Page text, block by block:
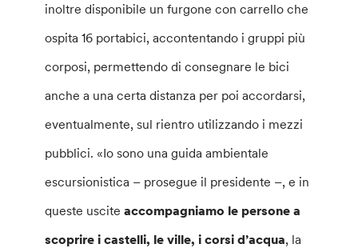
inoltre disponibile un furgone con carrello che
ospita 16 portabici, accontentando i gruppi più
corposi, permettendo di consegnare le bici
anche a una certa distanza per poi accordarsi,
eventualmente, sul rientro utilizzando i mezzi
pubblici. «Io sono una guida ambientale
escursionistica – prosegue il presidente –, e in
queste usciteaccompagniamo le persone a
scoprire i castelli, le ville, i corsi d’acqua, la